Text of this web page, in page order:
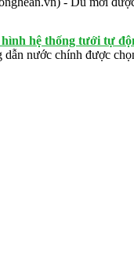
hệ thống tưới tự
dẫn nước chính được